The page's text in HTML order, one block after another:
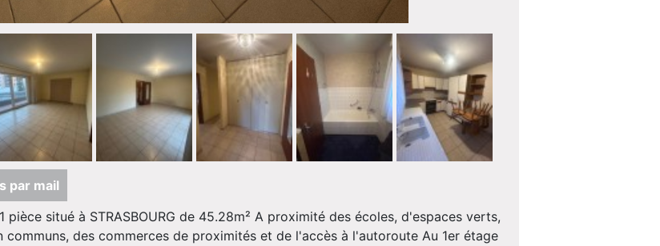
par mail
pièce situé à STRASBOURG de 45.28m² A proximité des écoles, d'espaces verts,
communs, des commerces de proximités et de l'accès à l'autoroute Au 1er étage